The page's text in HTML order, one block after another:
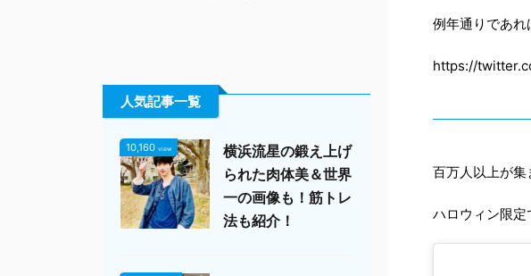
例年通りであれ
https://
百万人以上が集
ハロウィン限定
人気記事一覧
10,160 view
横浜流星の鍛え上げ
られた肉体美＆世界
一の画像も！筋トレ
法も紹介！